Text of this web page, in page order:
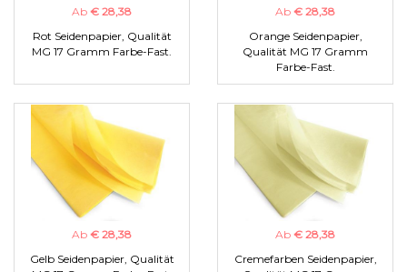
Ab € 28,38
Rot Seidenpapier, Qualität
MG 17 Gramm Farbe-Fast.
Ab € 28,38
Orange Seidenpapier,
Qualität MG 17 Gramm
Farbe-Fast.
Ab € 28,38
Gelb Seidenpapier, Qualität
Ab € 28,38
Cremefarben Seidenpapier,